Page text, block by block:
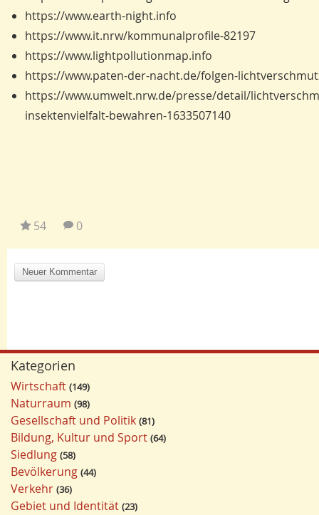
https://www.earth-night.info
https://www.it.nrw/kommunalprofile-82197
https://www.lightpollutionmap.info
https://www.paten-der-nacht.de/folgen-
https://www.umwelt.nrw.de/presse/detail/
insektenvielfalt-bewahren-1633507140
54 0
Kategorien
Wirtschaft 149
Naturraum 98
Gesellschaft und Politik 81
Bildung, Kultur und Sport 64
Siedlung 58
Bevölkerung 44
Verkehr 36
Gebiet und Identität 23